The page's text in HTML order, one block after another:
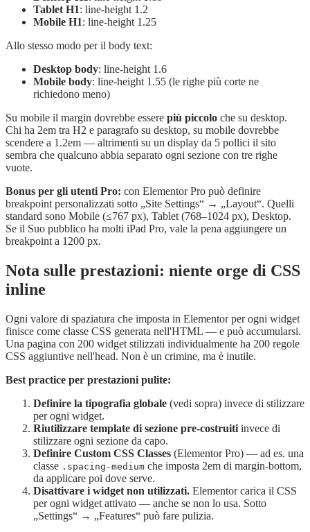
Tablet H1: line-height 1.2
Mobile H1: line-height 1.25
Allo stesso modo per il body text:
Desktop body: line-height 1.6
Mobile body: line-height 1.55 (le righe più corte ne
richiedono meno)
Su mobile il margin dovrebbe essere più piccolo che su desktop.
Chi ha 2em tra H2 e paragrafo su desktop, su mobile dovrebbe
scendere a 1.2em — altrimenti su un display da 5 pollici il sito
sembra che qualcuno abbia separato ogni sezione con tre righe
vuote.
Bonus per gli utenti Pro: con Elementor Pro può definire
breakpoint personalizzati sotto „Site Settings“ → „Layout“. Quelli
standard sono Mobile (≤767 px), Tablet (768–1024 px), Desktop.
Se il Suo pubblico ha molti iPad Pro, vale la pena aggiungere un
breakpoint a 1200 px.
Nota sulle prestazioni: niente orge di CSS
inline
Ogni valore di spaziatura che imposta in Elementor per ogni widget
finisce come classe CSS generata nell'HTML — e può accumularsi.
Una pagina con 200 widget stilizzati individualmente ha 200 regole
CSS aggiuntive nell'head. Non è un crimine, ma è inutile.
Best practice per prestazioni pulite:
Definire la tipografia globale (vedi sopra) invece di stilizzare
per ogni widget.
Riutilizzare template di sezione pre-costruiti invece di
stilizzare ogni sezione da capo.
Definire Custom CSS Classes (Elementor Pro) — ad es. una
classe .spacing-medium che imposta 2em di margin-bottom,
da applicare poi dove serve.
Disattivare i widget non utilizzati. Elementor carica il CSS
per ogni widget attivato — anche se non lo usa. Sotto
„Settings“ → „Features“ può fare pulizia.